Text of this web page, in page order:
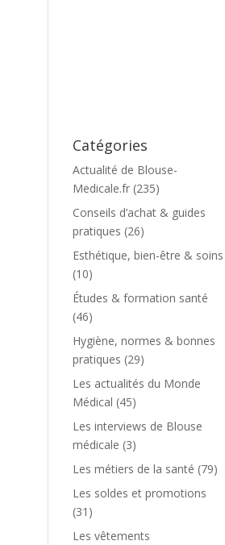
Catégories
Actualité de Blouse-
Medicale.fr (235)
Conseils d’achat & guides
pratiques (26)
Esthétique, bien-être & soins
(10)
Études & formation santé
(46)
Hygiène, normes & bonnes
pratiques (29)
Les actualités du Monde
Médical (45)
Les interviews de Blouse
médicale (3)
Les métiers de la santé (79)
Les soldes et promotions
(31)
Les vêtements